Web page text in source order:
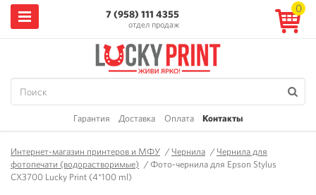
7 (958) 111 4355
отдел продаж
0
Гарантия Доставка Оплата Контакты
Интернет-магазин принтеров и МФУ /Чернила /Чернила для
фотопечати (водорастворимые) /Фото-чернила для Epson Stylus
CX3700 Lucky Print (4*100 ml)